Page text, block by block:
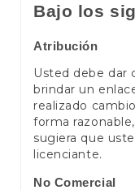
Bajo los
Atribución
Usted debe dar
brindar un
realizado
forma
sugiera que
licenciante.
No Comercial